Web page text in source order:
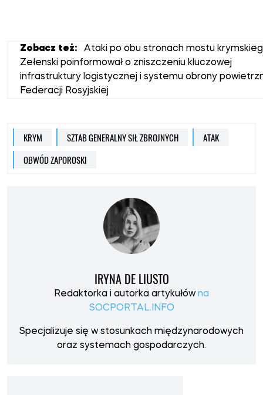
Zobacz też:
Ataki po obu stronach mostu
Zełenski poinformował o zniszczeniu kluczowej
infrastruktury logistycznej i systemu obrony
Federacji Rosyjskiej
KRYM SZTAB GENERALNY SIŁ ZBROJNYCH
ATAK
OBWÓD ZAPOROSKI
IRYNA DE LIUSTO
Redaktorka i autorka artykułówna
SOCPORTAL.INFO
Specjalizuje się w stosunkach międzynarodowych
oraz systemach gospodarczych.